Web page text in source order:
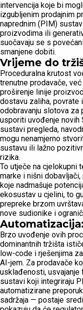
intervencija koje bi
izgubljenim prodajnim
naprednim (PIM)
proizvodima ili
suočavaju se s
smanjene dobiti.
Vrijeme do
Proceduralna krutost
trenutne prodavače,
proširenje linije
dostavu zaliha, povrate
odobravanju slotova za
usporiti uvođenje novih
sustavi pregleda,
mogu nenamjerno
sustavu ili lažno
rizika.
To utječe na cjelokupni
marke i nišni
koje nadmašuje
ekosustav u cjelini, to
prepreke brzom
nove sudionike i
Brzo uvođenje ovih
dominantnih tržišta
low-code i rješenjima
AI-jem. Za prodavače
usklađenosti,
sustavi koji integriraju
automatizirane
sadržaja — postaje